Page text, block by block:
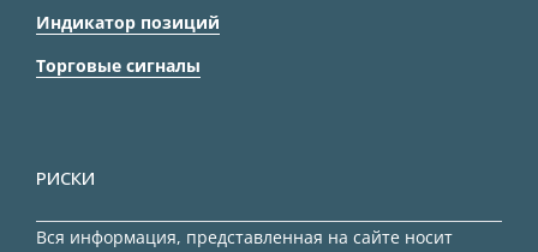
Индикатор позиций
Торговые сигналы
РИСКИ
Вся информация, представленная на сайте носит